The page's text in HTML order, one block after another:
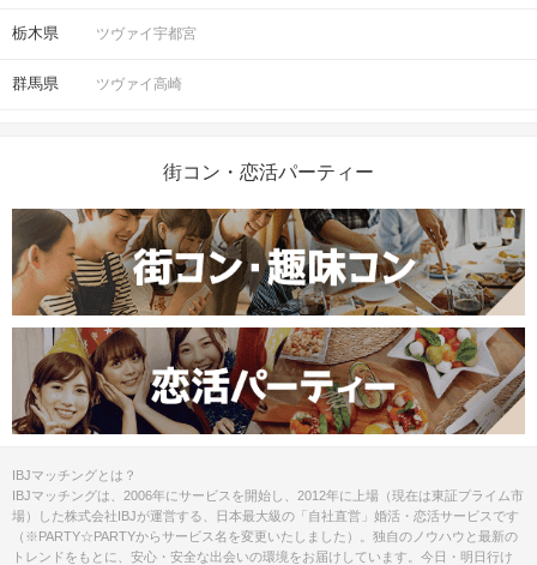
栃木県 ツヴァイ宇都宮
群馬県 ツヴァイ高崎
街コン・恋活パーティー
IBJマッチングとは？
IBJマッチングは、2006年にサービスを開始し、2012年に上場（現在は東証プライム市
場）した株式会社IBJが運営する、日本最大級の「自社直営」婚活・恋活サービスです
（※PARTY☆PARTYからサービス名を変更いたしました）。独自のノウハウと最新の
トレンドをもとに、安心・安全な出会いの環境をお届けしています。今日・明日行け